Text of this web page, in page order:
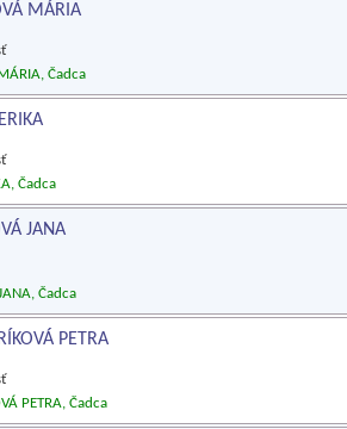
MÁRIA
Čadca
Čadca
JANA
Čadca
PETRA
PETRA, Čadca